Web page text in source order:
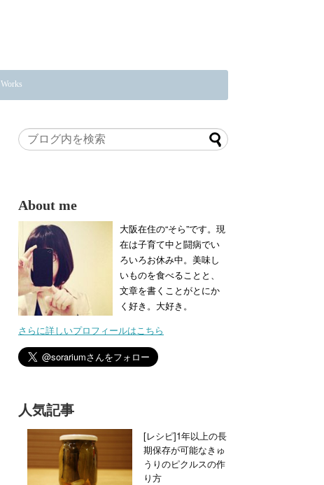
Works
About me
大阪在住の“そら”です。現
在は子育て中と闘病でい
ろいろお休み中。美味し
いものを食べることと、
文章を書くことがとにか
く好き。大好き。
さらに詳しいプロフィールはこちら
人気記事
[レシピ]1年以上の長
期保存が可能なきゅ
うりのピクルスの作
り方